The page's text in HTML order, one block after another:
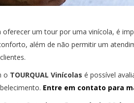
oferecer um tour por uma vinícola, é
além de não permitir um
o TOURQUAL Vinícolas é possível
Entre em contato para